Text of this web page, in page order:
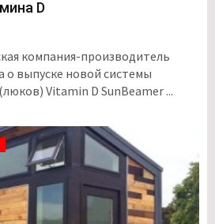
D
компания-производитель
о выпуске новой системы
Vitamin D SunBeamer ...